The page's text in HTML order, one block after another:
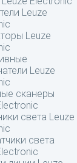
Leuze
Leuze
Leuze
сканеры
света Leuze
света